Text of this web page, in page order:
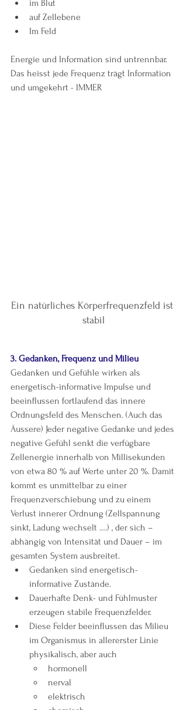
im Blut
auf Zellebene
Im Feld
Energie und Information sind untrennbar.
Das heisst jede Frequenz trägt Information
und umgekehrt - IMMER
Ein natürliches Körperfrequenzfeld ist
stabil
3. Gedanken, Frequenz und Milieu
Gedanken und Gefühle wirken als
energetisch-informative Impulse und
beeinflussen fortlaufend das innere
Ordnungsfeld des Menschen. (Auch das
Äussere) Jeder negative Gedanke und jedes
negative Gefühl senkt die verfügbare
Zellenergie innerhalb von Millisekunden
von etwa 80 % auf Werte unter 20 %. Damit
kommt es unmittelbar zu einer
Frequenzverschiebung und zu einem
Verlust innerer Ordnung (Zellspannung
sinkt, Ladung wechselt ….) , der sich –
abhängig von Intensität und Dauer – im
gesamten System ausbreitet.
Gedanken sind energetisch-
informative Zustände.
Dauerhafte Denk- und Fühlmuster
erzeugen stabile Frequenzfelder.
Diese Felder beeinflussen das Milieu
im Organismus in allererster Linie
physikalisch, aber auch
hormonell
nerval
elektrisch